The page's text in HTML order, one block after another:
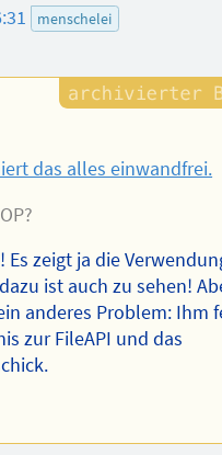
menschelei
das alles einwandfrei.
Es zeigt ja die
ist auch zu sehen!
anderes Problem: Ihm
zur FileAPI und das